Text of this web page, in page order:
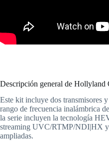
Descripción general de Hollyland
Este kit incluye dos transmisores
rango de frecuencia inalámbrica
la serie incluyen la tecnología
streaming UVC/RTMP/NDI|HX y
ampliadas.